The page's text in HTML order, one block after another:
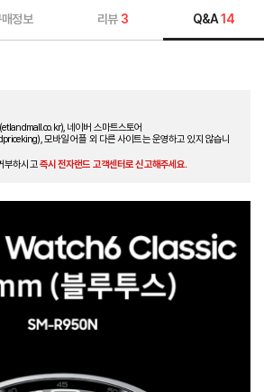
정보 리뷰 3 Q&A 14
네이버 스마트스토어
모바일 어플 외 다른 사이트는 운영하고 있지 않습니
부하시고즉시 전자랜드 고객센터로 신고해주세요.